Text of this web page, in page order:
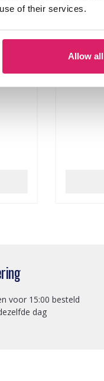
of their services.
Allow all
voor 15:00 besteld
dag